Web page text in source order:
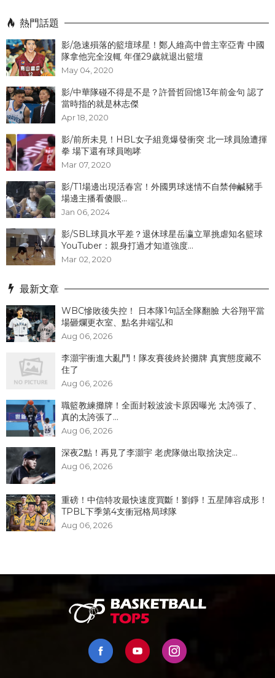
熱門話題
影/急速殞落的籃壇球星！鄭人維高中曾主宰亞青 中國
隊拿他完全沒輒 年僅29歲就退出籃壇
May 04, 2020
影/中華隊碰不得是不是？許晉哲回憶13年前金句 認了
當時指的就是林志傑
Apr 18, 2020
影/前所未見！HBL女子組竟爆發衝突 北一球員險遭揮
拳 場下還有球員咆哮
Mar 07, 2020
影/T1場邊出現活春宮！外國男球迷情不自禁伸鹹豬手
場邊主播看傻眼...
Jan 06, 2024
影/SBL球員水平差？退休球星岳瀛立單挑虐知名籃球
YouTuber：親身打過才知道強度...
Mar 02, 2020
最新文章
WBC慘敗後失控！ 日本隊1句話全隊翻臉 大谷翔平當
場砸爛更衣室、點名井端弘和
Aug 06, 2026
李灝宇衝進大亂鬥！隊友賽後終於攤牌 真實態度藏不
住了
Aug 06, 2026
職籃教練攤牌！全面封殺波波卡原因曝光 太誇張了、
真的太誇張了...
Aug 06, 2026
深夜2點！再見了李灝宇 老虎隊做出取捨決定...
Aug 06, 2026
重磅！中信特攻最快速度買斷！劉錚！五星陣容成形！
TPBL下季第4支衝冠格局球隊
Aug 06, 2026